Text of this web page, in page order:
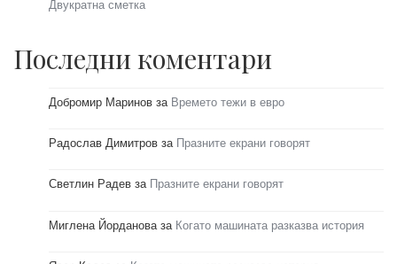
Двукратна сметка
Последни коментари
Добромир Маринов за Времето тежи в евро
Радослав Димитров за Празните екрани говорят
Светлин Радев за Празните екрани говорят
Миглена Йорданова за Когато машината разказва история